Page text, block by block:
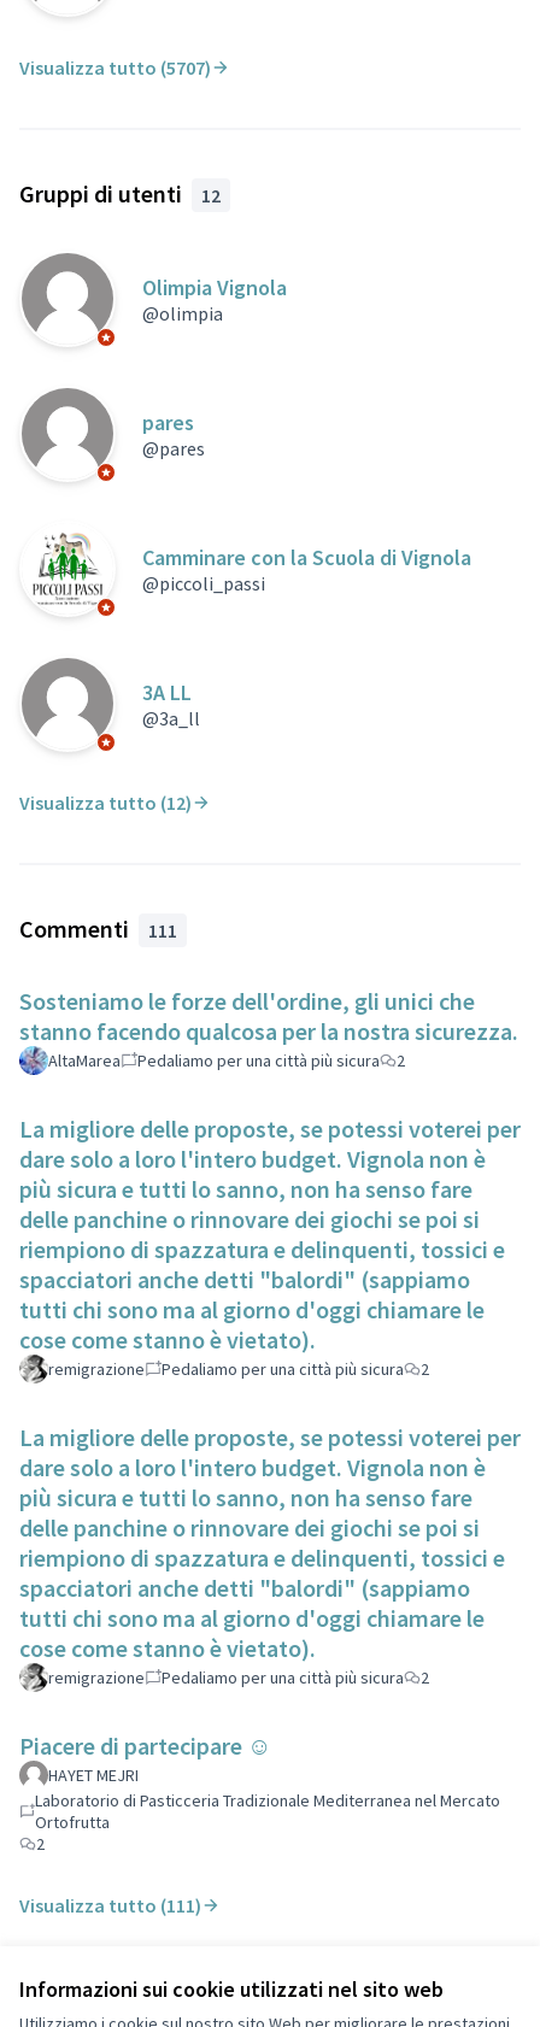
Informazioni sui cookie utilizzati nel sito web
Visualizza tutto (5707)
Gruppi di utenti 12
Partecipante ufficiale
Olimpia Vignola
@olimpia
Partecipante ufficiale
pares
@pares
Partecipante ufficiale
Camminare con la Scuola di Vignola
@piccoli_passi
Partecipante ufficiale
3A LL
@3a_ll
Visualizza tutto (12)
Commenti 111
Sosteniamo le forze dell'ordine, gli unici che
stanno facendo qualcosa per la nostra sicurezza.
AltaMarea Pedaliamo per una città più sicura 2
La migliore delle proposte, se potessi voterei per
dare solo a loro l'intero budget. Vignola non è
più sicura e tutti lo sanno, non ha senso fare
delle panchine o rinnovare dei giochi se poi si
riempiono di spazzatura e delinquenti, tossici e
spacciatori anche detti "balordi" (sappiamo
tutti chi sono ma al giorno d'oggi chiamare le
cose come stanno è vietato).
remigrazione Pedaliamo per una città più sicura 2
La migliore delle proposte, se potessi voterei per
dare solo a loro l'intero budget. Vignola non è
più sicura e tutti lo sanno, non ha senso fare
delle panchine o rinnovare dei giochi se poi si
riempiono di spazzatura e delinquenti, tossici e
spacciatori anche detti "balordi" (sappiamo
tutti chi sono ma al giorno d'oggi chiamare le
cose come stanno è vietato).
remigrazione Pedaliamo per una città più sicura 2
Piacere di partecipare ☺️
HAYET MEJRI
Laboratorio di Pasticceria Tradizionale Mediterranea nel Mercato
Ortofrutta
2
Visualizza tutto (111)
Termini di servizio